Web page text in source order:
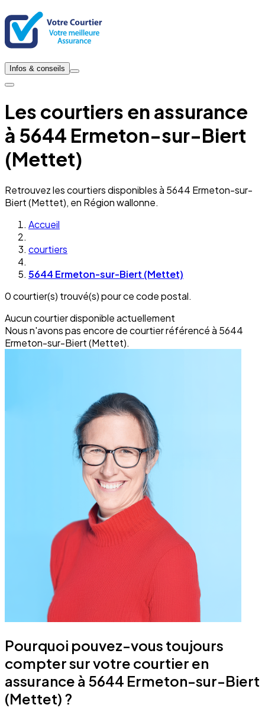
Infos & conseils
Les courtiers en assurance
à 5644 Ermeton-sur-Biert
(Mettet)
Retrouvez les courtiers disponibles à 5644 Ermeton-sur-
Biert (Mettet), en Région wallonne.
Accueil
courtiers
5644 Ermeton-sur-Biert (Mettet)
0 courtier(s) trouvé(s) pour ce code postal.
Aucun courtier disponible actuellement
Nous n'avons pas encore de courtier référencé à 5644
Ermeton-sur-Biert (Mettet).
Pourquoi pouvez-vous toujours
compter sur votre courtier en
assurance à 5644 Ermeton-sur-Biert
(Mettet) ?